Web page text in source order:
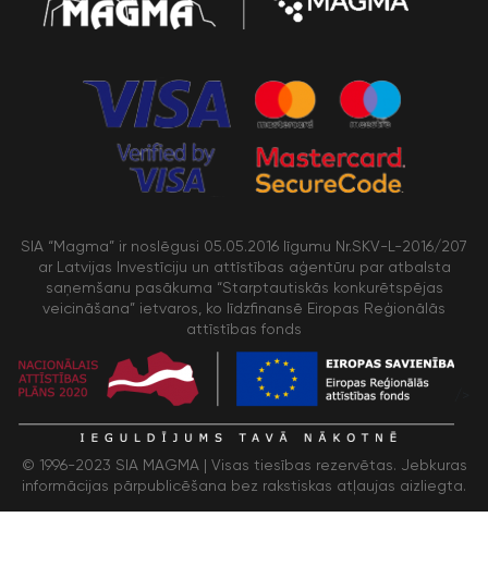
SIA “Magma” ir noslēgusi 05.05.2016 līgumu Nr.SKV-L-2016/207
ar Latvijas Investīciju un attīstības aģentūru par atbalsta
saņemšanu pasākuma “Starptautiskās konkurētspējas
veicināšana” ietvaros, ko līdzfinansē Eiropas Reģionālās
attīstības fonds
© 1996-2023 SIA MAGMA | Visas tiesības rezervētas. Jebkuras
informācijas pārpublicēšana bez rakstiskas atļaujas aizliegta.